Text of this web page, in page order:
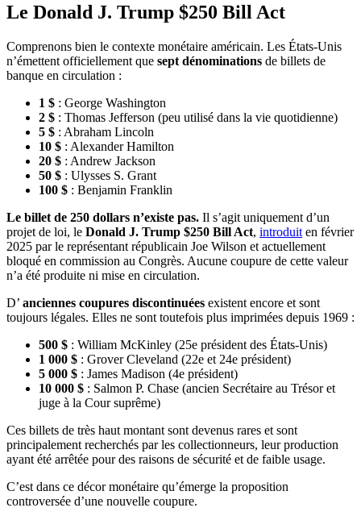
Le Donald J. Trump $250 Bill Act
Comprenons bien le contexte monétaire américain. Les États-Unis
n’émettent officiellement que sept dénominations de billets de
banque en circulation :
1 $ : George Washington
2 $ : Thomas Jefferson (peu utilisé dans la vie quotidienne)
5 $ : Abraham Lincoln
10 $ : Alexander Hamilton
20 $ : Andrew Jackson
50 $ : Ulysses S. Grant
100 $ : Benjamin Franklin
Le billet de 250 dollars n’existe pas. Il s’agit uniquement d’un
projet de loi, le Donald J. Trump $250 Bill Act, introduit en février
2025 par le représentant républicain Joe Wilson et actuellement
bloqué en commission au Congrès. Aucune coupure de cette valeur
n’a été produite ni mise en circulation.
D’ anciennes coupures discontinuées existent encore et sont
toujours légales. Elles ne sont toutefois plus imprimées depuis 1969 :
500 $ : William McKinley (25e président des États-Unis)
1 000 $ : Grover Cleveland (22e et 24e président)
5 000 $ : James Madison (4e président)
10 000 $ : Salmon P. Chase (ancien Secrétaire au Trésor et
juge à la Cour suprême)
Ces billets de très haut montant sont devenus rares et sont
principalement recherchés par les collectionneurs, leur production
ayant été arrêtée pour des raisons de sécurité et de faible usage.
C’est dans ce décor monétaire qu’émerge la proposition
controversée d’une nouvelle coupure.